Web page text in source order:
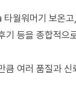
월워머기 보온고,
기 등을 종합적으
큼 여러 품질과